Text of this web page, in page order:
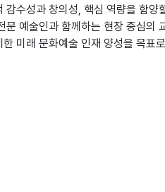
감수성과 창의성, 핵심 역량을 함양
문 예술인과 함께하는 현장 중심의
미래 문화예술 인재 양성을 목표